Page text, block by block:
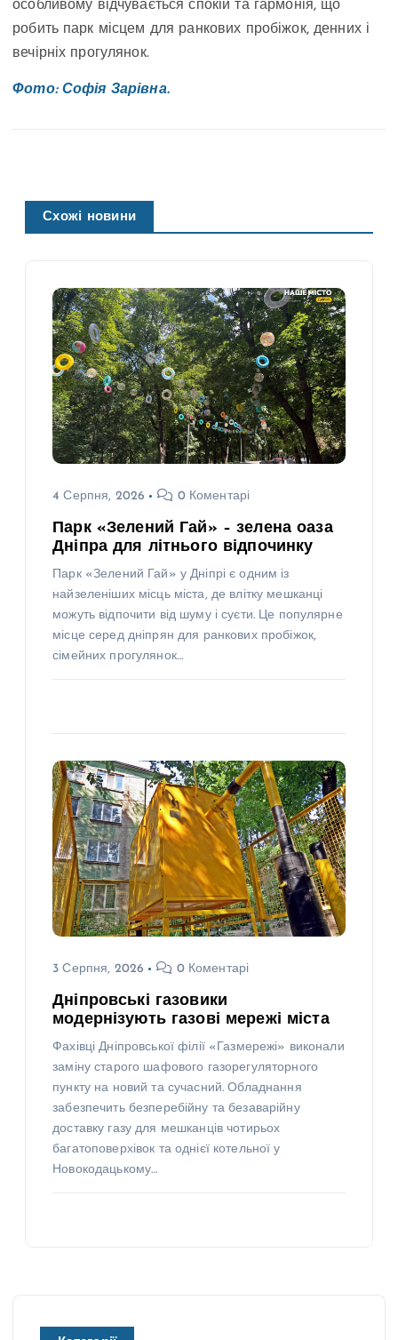
особливому відчувається спокій та гармонія, що
робить парк місцем для ранкових пробіжок, денних і
вечірніх прогулянок.
Фото: Софія Зарівна.
Схожі новини
4 Серпня, 2026 0 Коментарі
Парк «Зелений Гай» – зелена оаза
Дніпра для літнього відпочинку
Парк «Зелений Гай» у Дніпрі є одним із
найзеленіших місць міста, де влітку мешканці
можуть відпочити від шуму і суєти. Це популярне
місце серед дніпрян для ранкових пробіжок,
сімейних прогулянок…
3 Серпня, 2026 0 Коментарі
Дніпровські газовики
модернізують газові мережі міста
Фахівці Дніпровської філії «Газмережі» виконали
заміну старого шафового газорегуляторного
пункту на новий та сучасний. Обладнання
забезпечить безперебійну та безаварійну
доставку газу для мешканців чотирьох
багатоповерхівок та однієї котельної у
Новокодацькому…